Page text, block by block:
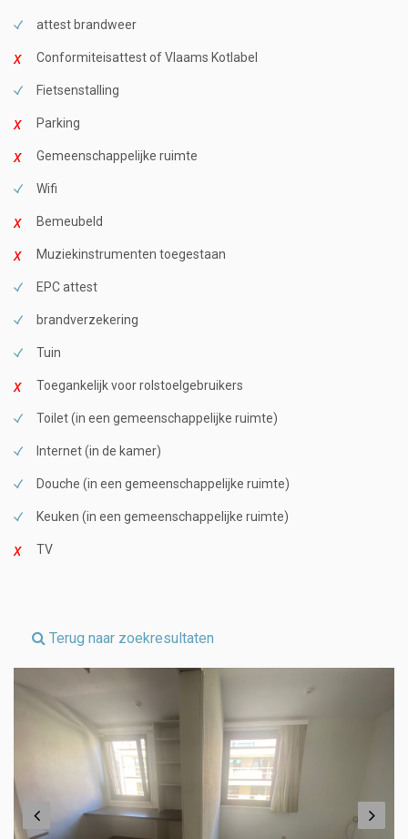
attest brandweer
Conformiteisattest of Vlaams Kotlabel
Fietsenstalling
Parking
Gemeenschappelijke ruimte
Wifi
Bemeubeld
Muziekinstrumenten toegestaan
EPC attest
brandverzekering
Tuin
Toegankelijk voor rolstoelgebruikers
Toilet (in een gemeenschappelijke ruimte)
Internet (in de kamer)
Douche (in een gemeenschappelijke ruimte)
Keuken (in een gemeenschappelijke ruimte)
TV
Terug naar zoekresultaten